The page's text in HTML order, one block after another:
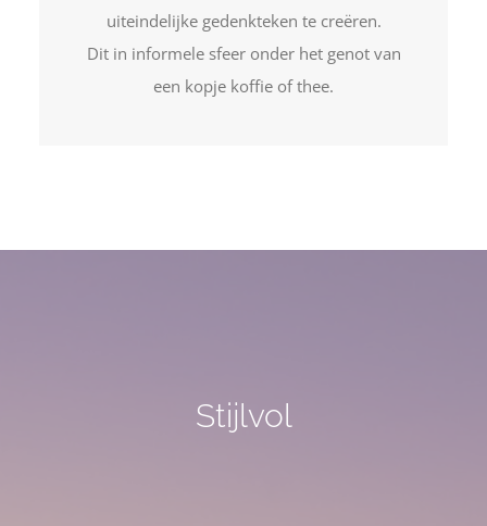
uiteindelijke gedenkteken te creëren.
Dit in informele sfeer onder het genot van
een kopje koffie of thee.
Stijlvol